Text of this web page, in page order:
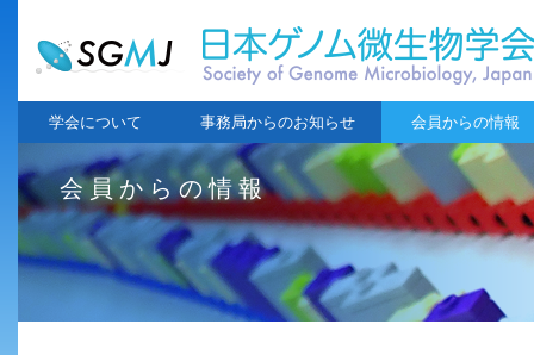
学会について 事務局からのお知らせ 会員からの情報
会員からの情報